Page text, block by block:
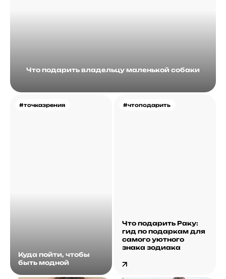
Что подарить владельцу маленькой собаки
#точказрения
Куда пойти, чтобы
быть модной
#чтоподарить
Что подарить Раку:
гид по подаркам для
самого уютного
знака зодиака